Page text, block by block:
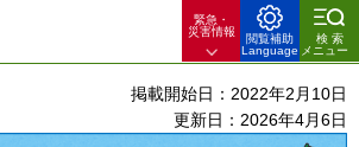
緊急・
災害情報
閲覧補助
Language
検索
メニュー
掲載開始日：2022年2月10日
更新日：2026年4月6日